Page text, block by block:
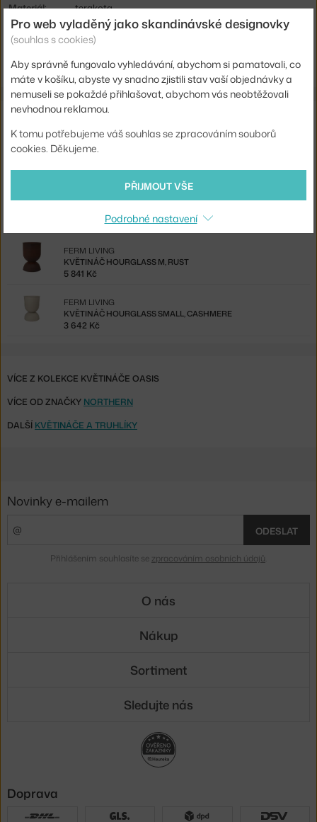
Materiál:
terakota
Kód produktu NRT-3023
Také by se vám mohlo líbit
FERM LIVING
5 177 Kč
FERM LIVING
KVĚTINÁČ HOURGLASS M, RUST
FERM LIVING
5 841 Kč
KVĚTINÁČ HOURGLASS SMALL, CASHMERE
FERM LIVING
3 642 Kč
VÍCE Z KOLEKCE KVĚTINÁČE OASIS
VÍCE OD ZNAČKY NORTHERN
DALŠÍ KVĚTINÁČE A TRUHLÍKY
Pro web vyladěný jako skandinávské designovky
(souhlas s cookies)
Aby správně fungovalo vyhledávání, abychom si pamatovali, co
máte v košíku, abyste vy snadno zjistili stav vaší objednávky a
nemuseli se pokaždé přihlašovat, abychom vás neobtěžovali
nevhodnou reklamou.
K tomu potřebujeme váš souhlas se zpracováním souborů
cookies. Děkujeme.
PŘIJMOUT VŠE
Podrobné nastavení
Novinky e-mailem
ODESLAT
Přihlášením souhlasíte se zpracováním osobních údajů
O nás
Nákup
Sortiment
Sledujte nás
Doprava